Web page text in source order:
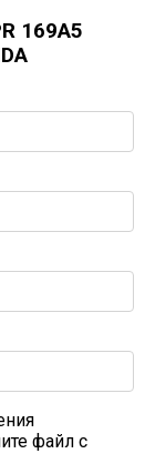
169A5
файл с